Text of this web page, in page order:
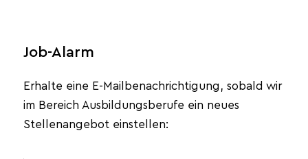
Job-Alarm
Erhalte eine E-Mailbenachrichtigung, sobald wir
im Bereich Ausbildungsberufe ein neues
Stellenangebot einstellen: